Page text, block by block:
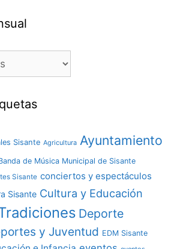
Sisante Agricultura Ayuntamiento
de Música Municipal de Sisante
Sisante conciertos y espectáculos
Sisante Cultura y Educación
Deporte
y Juventud EDM Sisante